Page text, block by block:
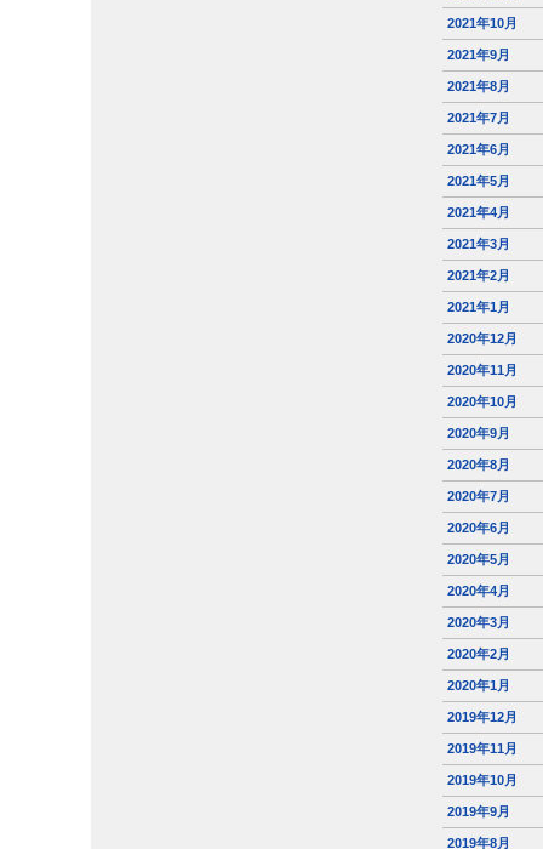
2021年10月
2021年9月
2021年8月
2021年7月
2021年6月
2021年5月
2021年4月
2021年3月
2021年2月
2021年1月
2020年12月
2020年11月
2020年10月
2020年9月
2020年8月
2020年7月
2020年6月
2020年5月
2020年4月
2020年3月
2020年2月
2020年1月
2019年12月
2019年11月
2019年10月
2019年9月
2019年8月